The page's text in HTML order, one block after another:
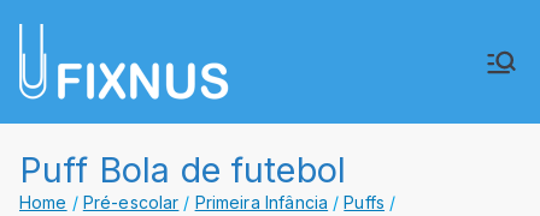
para
Lda.
Puff Bola de futebol
Home Pré-escolar Primeira Infância
Puffs